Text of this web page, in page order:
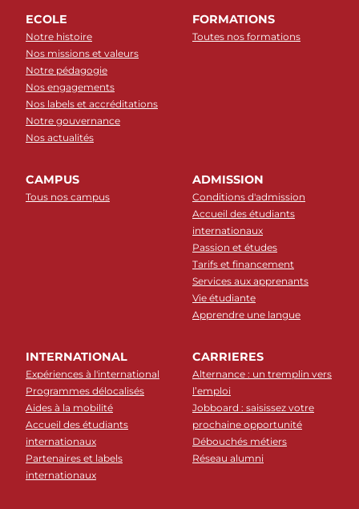
ECOLE
Notre histoire
Nos missions et valeurs
Notre pédagogie
Nos engagements
Nos labels et accréditations
Notre gouvernance
Nos actualités
FORMATIONS
Toutes nos formations
CAMPUS
Tous nos campus
ADMISSION
Conditions d'admission
Accueil des étudiants
internationaux
Passion et études
Tarifs et financement
Services aux apprenants
Vie étudiante
Apprendre une langue
INTERNATIONAL
Expériences à l'international
Programmes délocalisés
Aides à la mobilité
Accueil des étudiants
internationaux
Partenaires et labels
internationaux
CARRIERES
Alternance : un tremplin vers
l’emploi
Jobboard : saisissez votre
prochaine opportunité
Débouchés métiers
Réseau alumni